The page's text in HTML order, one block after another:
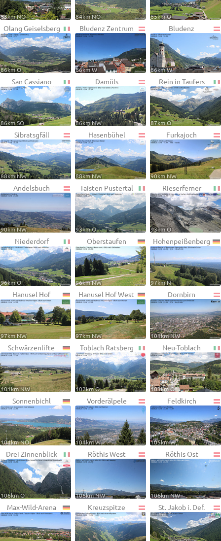
83km NO 84km NO 85km O
Olang Geiselsberg
86km O
Bludenz Zentrum
86km W
Bludenz
86km W
San Cassiano
86km SO
Damüls
86km NW
Rein in Taufers
87km O
Sibratsgfäll
88km NW
Hasenbühel
88km NW
Furkajoch
90km NW
Andelsbuch
90km NW
Taisten Pustertal
93km O
Rieserferner
93km O
Niederdorf
96km O
Oberstaufen
96km NW
Hohenpeißenberg
97km N
Hanusel Hof
97km NW
Hanusel Hof West
97km NW
Dornbirn
101km NW
Schwärzenlifte
101km NW
Toblach Ratsberg
102km O
Neu-Toblach
103km O
Sonnenbichl
104km NO
Vorderälpele
104km W
Feldkirch
105km W
Drei Zinnenblick
106km O
Röthis West
106km NW
Röthis Ost
106km NW
Max-Wild-Arena Kreuzspitze St. Jakob i. Def.